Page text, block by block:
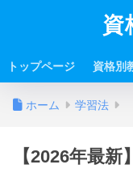
資
トップページ 資格別
ホーム 学習法
【2026年最